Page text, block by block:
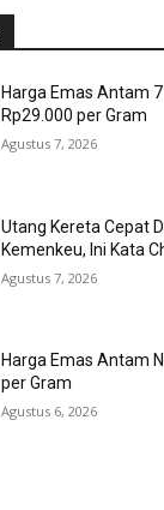
Harga Emas Antam
Rp29.000 per Gram
Agustus 7, 2026
Utang Kereta Cepat
Kemenkeu, Ini Kata
Agustus 7, 2026
Harga Emas Antam
per Gram
Agustus 6, 2026